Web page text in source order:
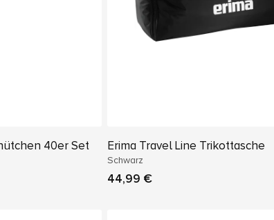
40er Set
Erima Travel Line Trikottasche
Schwarz
44,99 €